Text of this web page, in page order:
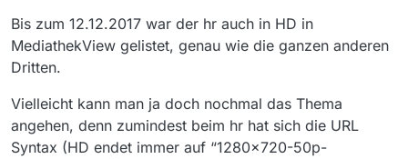
Bis zum 12.12.2017 war der hr auch in HD in
MediathekView gelistet, genau wie die ganzen anderen
Dritten.
Vielleicht kann man ja doch nochmal das Thema
angehen, denn zumindest beim hr hat sich die URL
Syntax (HD endet immer auf “1280x720-50p-